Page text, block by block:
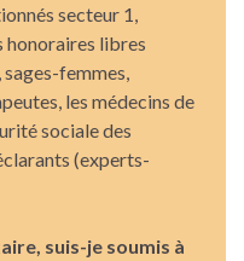
secteur 1,
honoraires libres
femmes,
les médecins de
sociale des
(experts-
suis-je soumis à